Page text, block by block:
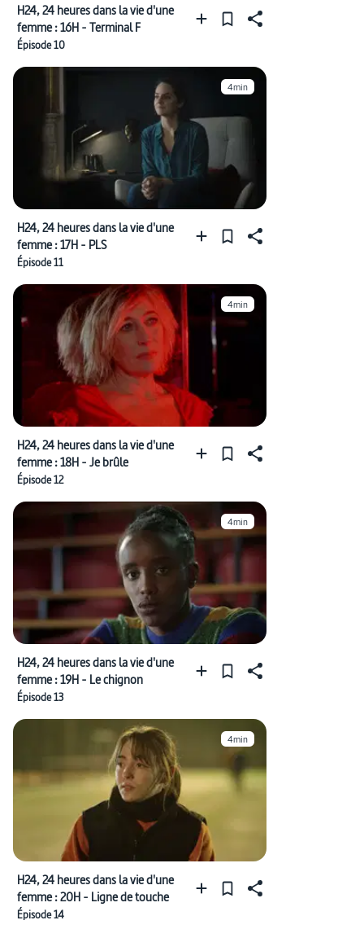
H24, 24 heures dans la vie d'une
femme : 16H - Terminal F
Épisode 10
4min
H24, 24 heures dans la vie d'une
femme : 17H - PLS
Épisode 11
4min
H24, 24 heures dans la vie d'une
femme : 18H - Je brûle
Épisode 12
4min
H24, 24 heures dans la vie d'une
femme : 19H - Le chignon
Épisode 13
4min
H24, 24 heures dans la vie d'une
femme : 20H - Ligne de touche
Épisode 14